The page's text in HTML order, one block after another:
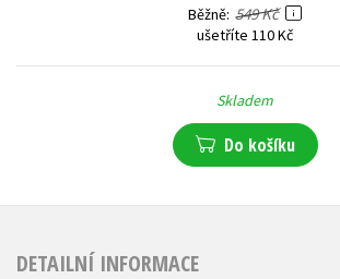
Běžně 549 Kč
ušetříte 110 Kč
Skladem
Do košíku
DETAILNÍ INFORMACE